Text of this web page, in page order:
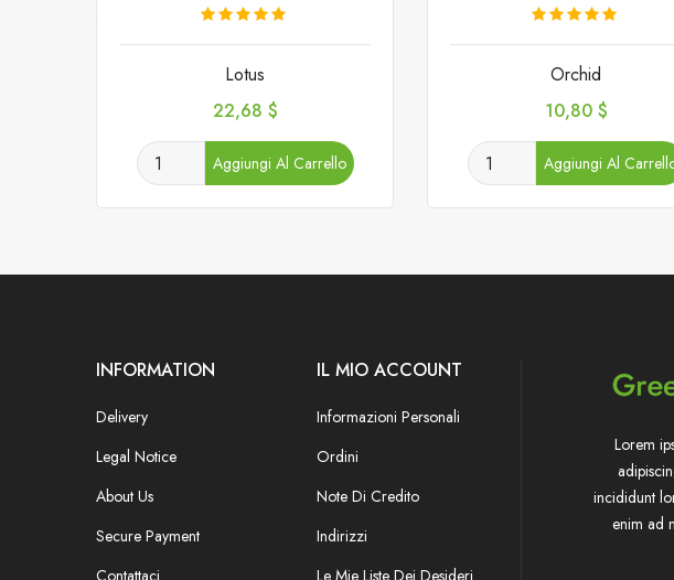
Lotus
Prezzo
22,68 $
Aggiungi Al Carrello
Orchid
Prezzo
10,80 $
Aggiungi Al
INFORMATION
Delivery
Legal Notice
About Us
Secure Payment
Contattaci
IL MIO ACCOUNT
Informazioni Personali
Ordini
Note Di Credito
Indirizzi
Le Mie Liste Dei Desideri
Lorem
incididunt
enim ad